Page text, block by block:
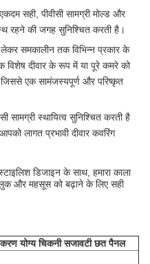
सही, पीवीसी सामग्री मोल्ड और
रहने की जगह सुनिश्चित करती है।
समकालीन तक विभिन्न प्रकार के
दीवार के रूप में या पूरे कमरे को
एक सामंजस्यपूर्ण और परिष्कृत
सामग्री स्थायित्व सुनिश्चित करती है
लागत प्रभावी दीवार कवरिंग
डिजाइन के साथ, हमारा काला
और महसूस को बढ़ाने के लिए सही
योग्य चिकनी सजावटी छत पैनल